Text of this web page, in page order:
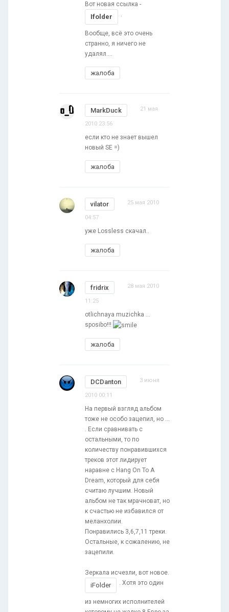
Вот новая ссылка -
Ifolder .
Вообще, всё это очень
странно, я ничего не
удалял....
жалоба
MarkDuck 21 мая
2010 23:56
если кто не знает вышел
новый SE =)
жалоба
vilator 25 мая 2010
04:57
уже Lossless скачал..
жалоба
fridrix 28 мая 2010
11:25
otlichnaya muzichka ...
sposibo!!!
жалоба
DCDanton 3 июня
2010 00:11
На первый взгляд альбом
тоже не особо зацепил, но ...
. Если сравнивать с
остальными, то по
количеству понравившихся
треков этот лидирует
наравне с Hang On To A
Dream, который для себя
считаю лучшим. Новый
альбом не так мрачноват, но
к счастью не избавился от
меланхолии.
Понравились 3,6,7,11 треки.
Остальные, к сожалению, не
зацепили.
Зеркала исчезли, вот новое.
iFolder . Хотя это один
из немногих исполнителей